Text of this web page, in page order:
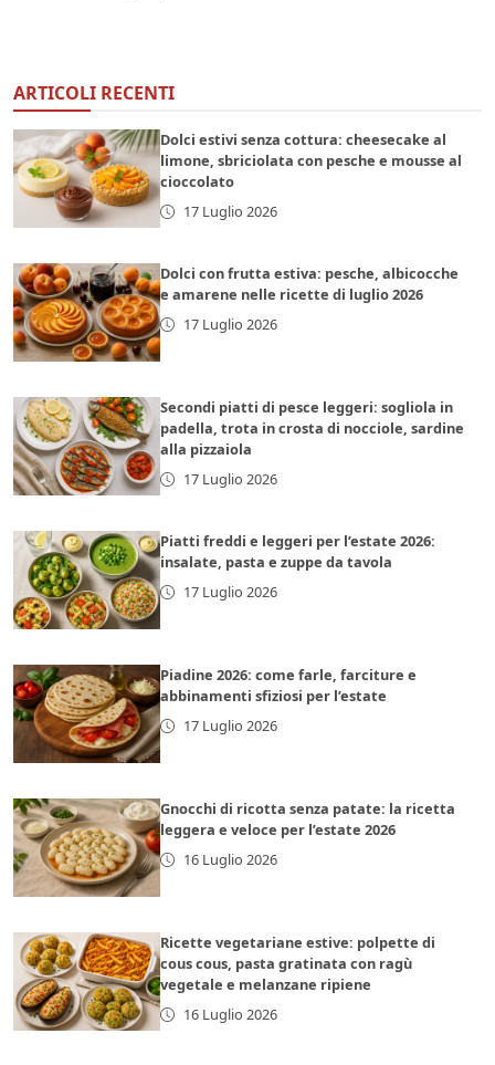
ARTICOLI RECENTI
Dolci estivi senza cottura: cheesecake al
limone, sbriciolata con pesche e mousse al
cioccolato
17 Luglio 2026
Dolci con frutta estiva: pesche, albicocche
e amarene nelle ricette di luglio 2026
17 Luglio 2026
Secondi piatti di pesce leggeri: sogliola in
padella, trota in crosta di nocciole, sardine
alla pizzaiola
17 Luglio 2026
Piatti freddi e leggeri per l’estate 2026:
insalate, pasta e zuppe da tavola
17 Luglio 2026
Piadine 2026: come farle, farciture e
abbinamenti sfiziosi per l’estate
17 Luglio 2026
Gnocchi di ricotta senza patate: la ricetta
leggera e veloce per l’estate 2026
16 Luglio 2026
Ricette vegetariane estive: polpette di
cous cous, pasta gratinata con ragù
vegetale e melanzane ripiene
16 Luglio 2026